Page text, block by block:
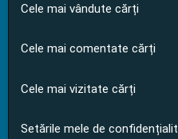
Cele mai vândute cărți
Cele mai comentate cărți
Cele mai vizitate cărți
Setările mele de